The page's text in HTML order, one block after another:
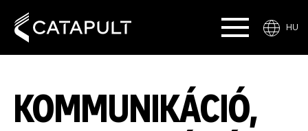
HU
KOMMUNIKÁCIÓ,